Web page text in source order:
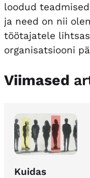
loodud
ja need on nii
töötajatele
organisatsiooni
Viimased
Kuidas